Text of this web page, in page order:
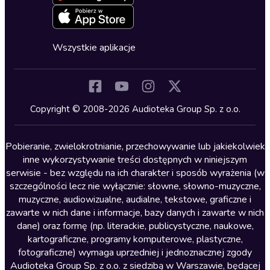
Kryminały
Lektury szkolne
Literatura anglojęzyczna
Literatura faktu
Literatura obyczajowa
Literatura piękna obca
Literatura piękna polska
Nagrania relaksacyjne
Zapowiedzi
Cykle audiobooków
Wszystkie aplikacje
Copyright © 2008-2026 Audioteka Group Sp. z o.o.
Pobieranie, zwielokrotnianie, przechowywanie lub jakiekolwiek
inne wykorzystywanie treści dostępnych w niniejszym
serwisie - bez względu na ich charakter i sposób wyrażenia (w
szczególności lecz nie wyłącznie: słowne, słowno-muzyczne,
muzyczne, audiowizualne, audialne, tekstowe, graficzne i
zawarte w nich dane i informacje, bazy danych i zawarte w nich
dane) oraz formę (np. literackie, publicystyczne, naukowe,
kartograficzne, programy komputerowe, plastyczne,
fotograficzne) wymaga uprzedniej i jednoznacznej zgody
Audioteka Group Sp. z o.o. z siedzibą w Warszawie, będącej